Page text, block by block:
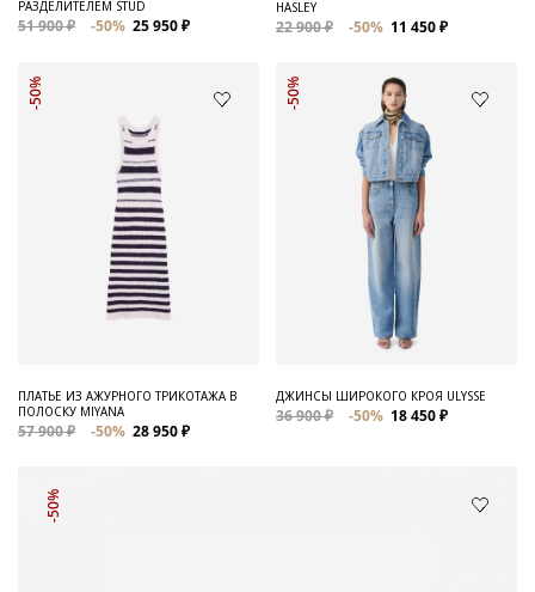
РАЗДЕЛИТЕЛЕМ STUD
51 900 ₽ -50% 25 950 ₽
HASLEY
22 900 ₽ -50% 11 450 ₽
-50%
ПЛАТЬЕ ИЗ АЖУРНОГО ТРИКОТАЖА В
ПОЛОСКУ MIYANA
57 900 ₽ -50% 28 950 ₽
-50%
ДЖИНСЫ ШИРОКОГО КРОЯ ULYSSE
36 900 ₽ -50% 18 450 ₽
-50%